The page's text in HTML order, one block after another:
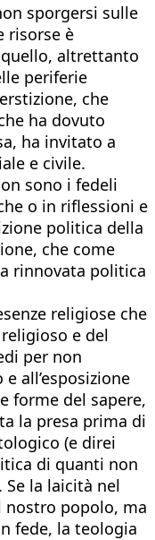
sporgersi sulle
risorse è
altrettanto
periferie
che
ha dovuto
ha invitato a
e civile.
sono i fedeli
o in riflessioni e
politica della
che come
rinnovata politica
religiose che
e del
per non
all’esposizione
forme del sapere,
la presa prima di
(e direi
di quanti non
la laicità nel
nostro popolo, ma
fede, la teologia